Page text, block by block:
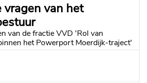
vragen van het
van de fractie VVD 'Rol van
het Powerport Moerdijk-traject'